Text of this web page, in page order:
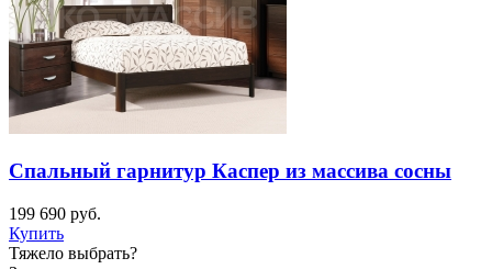
Спальный гарнитур Каспер из массива сосны
199 690 руб.
Купить
Тяжело выбрать?